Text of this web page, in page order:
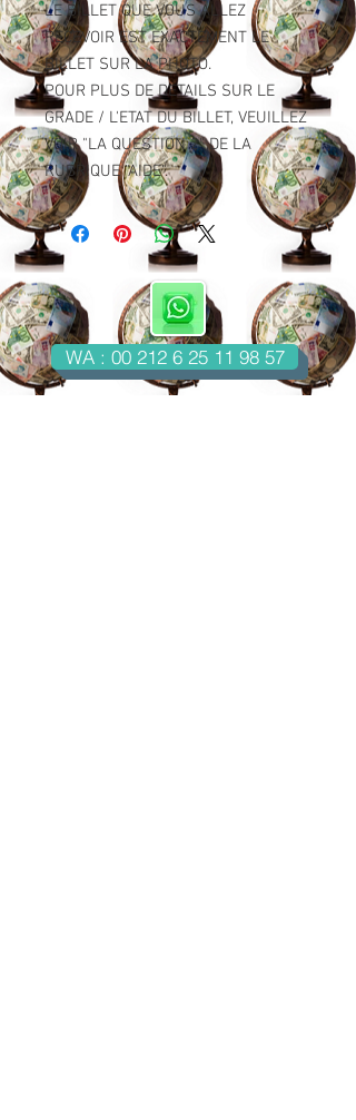
LE BILLET QUE VOUS ALLEZ
RECEVOIR EST EXACTEMENT LE
BILLET SUR LA PHOTO.
POUR PLUS DE DETAILS SUR LE
GRADE / L'ETAT DU BILLET, VEUILLEZ
VOIR "LA QUESTION 2" DE LA
RUBRIQUE "AIDE".
WA : 00 212 6 25 11 98 57